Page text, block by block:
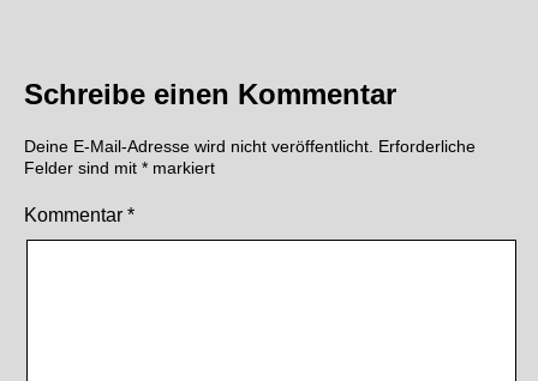
Schreibe einen Kommentar
Deine E-Mail-Adresse wird nicht veröffentlicht. Erforderliche
Felder sind mit * markiert
Kommentar *